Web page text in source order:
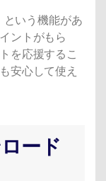
という機能があ
ントがもら
を応援するこ
安心して使え
ード